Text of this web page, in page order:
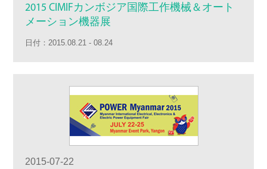
2015 CIMIFカンボジア国際工作機械＆オート
メーション機器展
日付：2015.08.21 - 08.24
2015-07-22